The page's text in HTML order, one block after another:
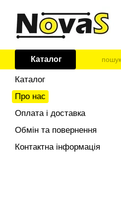
Каталог
Каталог
Про нас
Оплата і доставка
Обмін та повернення
Контактна інформація